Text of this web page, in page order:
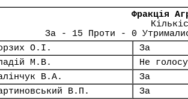
Фракція
За - 15 Проти - 0
О.І.
За
М.В.
Не
В.А.
За
В.П.
За